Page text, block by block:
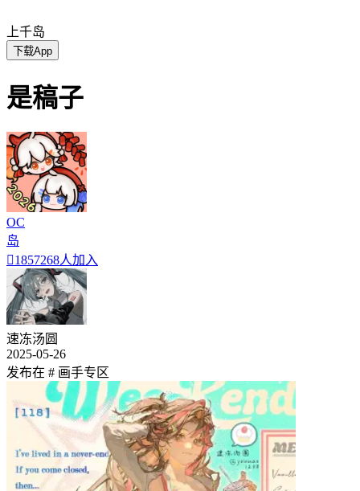
上千岛
下载App
是稿子
OC
岛
1857268人加入
速冻汤圆
2025-05-26
发布在 # 画手专区